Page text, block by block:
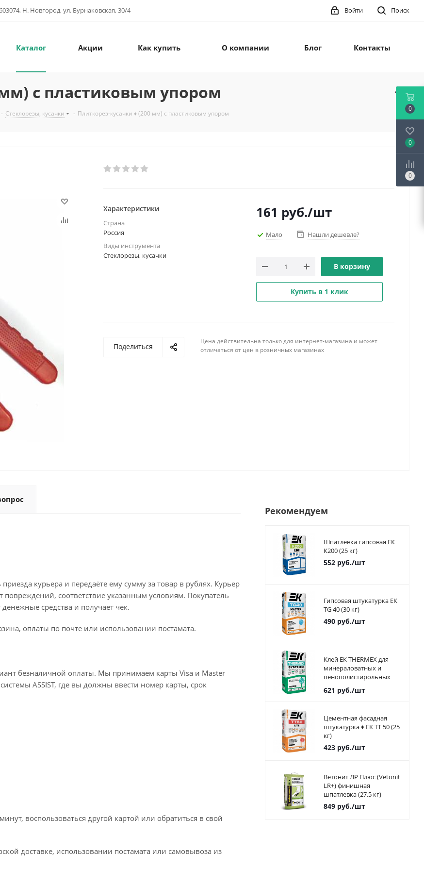
Н. Новгород, ул. Бурнаковская, 30/4 Поиск
Войти
Каталог Акции Как купить О компании Блог Контакты
с пластиковым упором
- Стеклорезы, кусачки - Плиткорез-кусачки ♦ (200 мм) с пластиковым упором
Характеристики
Страна
Россия
Виды инструмента
Стеклорезы, кусачки
161 руб./шт
Мало Нашли дешевле?
В корзину
Купить в 1 клик
Поделиться
Цена действительна только для интернет-магазина и может
отличаться от цен в розничных магазинах
курьера и передаёте ему сумму за товар в рублях. Курьер
соответствие указанным условиям. Покупатель
средства и получает чек.
оплаты по почте или использовании постамата.
безналичной оплаты. Мы принимаем карты Visa и Master
ASSIST, где вы должны ввести номер карты, срок
воспользоваться другой картой или обратиться в свой
доставке, использовании постамата или самовывоза из
Рекомендуем
Шпатлевка гипсовая ЕК
К200 (25 кг)
552руб./шт
Гипсовая штукатурка ЕК
TG 40 (30 кг)
490руб./шт
Клей ЕК THERMEX для
минераловатных и
пенополистирольных
плит 25 кг
621 руб./шт
Цементная фасадная
штукатурка ♦ ЕК ТТ 50 (25
кг)
423руб./шт
Ветонит ЛР Плюс (Vetonit
LR+) финишная
шпатлевка (27.5 кг)
849руб./шт
0
0
0